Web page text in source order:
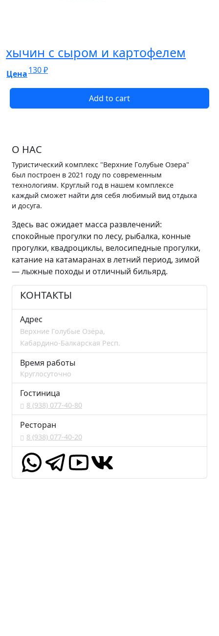
хычин с сыром и картофелем
Цена130₽
Add to cart
О НАС
Туристический комплекс "Верхние Голубые Озера"
был построен в 2021 году по современным
технологиям. Круглый год в нашем комплексе
каждый сможет найти для себя любимый вид отдыха
и досуга.
Здесь вас ожидает масса развлечений:
спокойные прогулки по лесу, рыбалка, конные
прогулки, квадроциклы, велосипедные прогулки,
катание на катамаранах в летний период, зимой
— лыжные походы и отличный бильярд.
КОНТАКТЫ
Адрес
Верхние Голубые Озёра,
Кабардино-Балкарская Респ.
Время работы
Круглосуточно
Гостиница
8 (938) 077-40-80
Ресторан
8 (938) 077-40-20